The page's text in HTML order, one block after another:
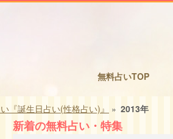
無料占いTOP
『誕生日占い(性格占い)』 » 2013年
新着の無料占い・特集